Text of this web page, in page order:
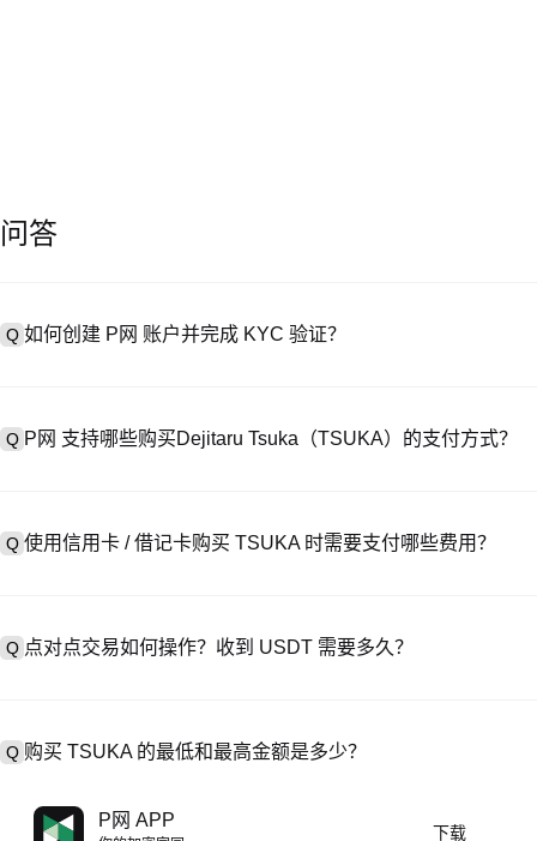
问答
Q 如何创建 P网 账户并完成 KYC 验证？
Q P网 支持哪些购买Dejitaru Tsuka（TSUKA）的支付方式？
易，提供定制报价。
Q 使用信用卡 / 借记卡购买 TSUKA 时需要支付哪些费用？
Q 点对点交易如何操作？收到 USDT 需要多久？
Q 购买 TSUKA 的最低和最高金额是多少？
最低和最高限额因购买方式和验证等级而异。信用卡 / 借记卡最低
常起价 10 美元）；银行转账最低存款多为 100 美元。操作前请查看
P网 APP
下载